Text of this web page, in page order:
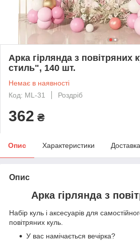
Арка гірлянда з повітряних
стиль", 140 шт.
Немає в наявності
Код: ML-31
Роздріб
362 ₴
Опис Характеристики Доставка
Опис
Арка гірлянда з
Набір куль і аксесуарів для
повітряних куль.
У вас намічається вечірка?